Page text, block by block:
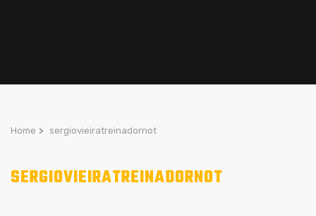
Home > sergiovieiratreinadornot
SERGIOVIEIRATREINADORNOT